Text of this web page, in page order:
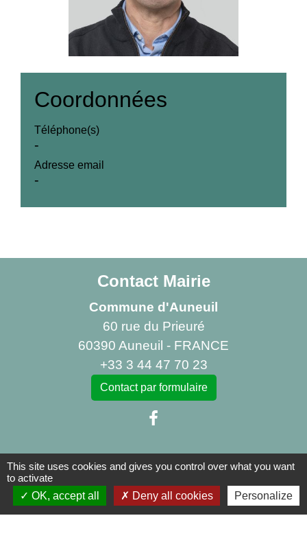
Coordonnées
Téléphone(s)
-
Adresse email
-
Contact Mairie
Commune d'Auneuil
60 rue du Prieuré
60390 Auneuil - FRANCE
+33 3 44 47 70 23
Contact par formulaire
Liens
Centre Social Rural La Canopée
This site uses cookies and gives you control over what you want
to activate
OK, accept all
Deny all cookies Personalize